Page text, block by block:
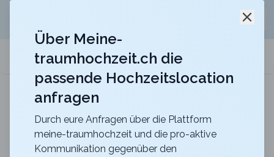
meine-traumhochzeit.ch
Berghotel Hahnenmoos
Heiraten mit unvergesslicher Aussicht mitten in
Zurück zur Suche
Über Meine-
traumhochzeit.ch die
passende Hochzeitslocation
anfragen
Durch eure Anfragen über die Plattform
meine-traumhochzeit und die pro-aktive
Kommunikation gegenüber den